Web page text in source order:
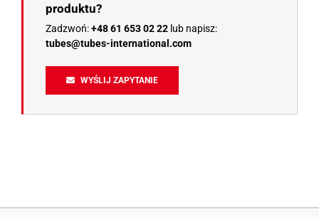
produktu?
Zadzwoń:+48 61 653 02 22lub napisz:
tubes@tubes-international.com
WYŚLIJ ZAPYTANIE